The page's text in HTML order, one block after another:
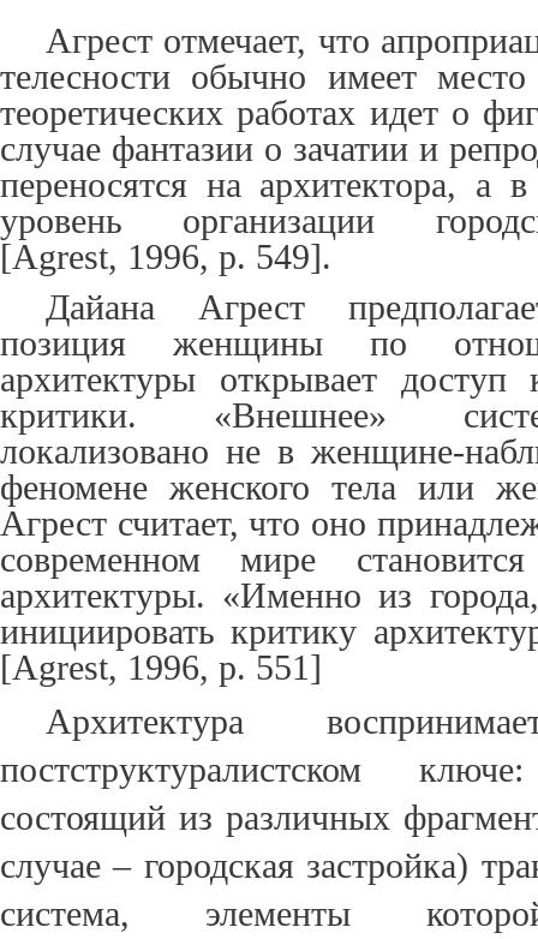
Агрест отмечает, что
телесности обычно имеет
теоретических работах идет о
случае фантазии о зачатии и
переносятся на архитектора,
уровень организации
[Agrest, 1996, p. 549].
Дайана Агрест
позиция женщины по
архитектуры открывает
критики. «Внешнее»
локализовано не в женщине-
феномене женского тела или
Агрест считает, что оно
современном мире становится
архитектуры. «Именно из
инициировать критику
[Agrest, 1996, p. 551]
Архитектура
постструктуралистском
состоящий из различных
случае – городская застройка)
система, элементы